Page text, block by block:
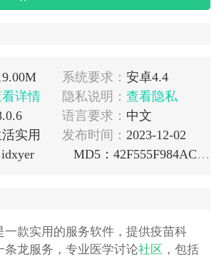
系统要求： 安卓4.4
详情 隐私说明： 查看隐私
语言要求： 中文
实用 发布时间： 2023-12-02
MD5：42F555F984AC09E1F7F01900B4F9F0FF
一款实用的服务软件，提供疫苗科
条龙服务，专业医学讨论社区 ，包括